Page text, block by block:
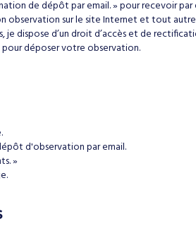
de dépôt par email. » pour recevoir
observation sur le site Internet et tout
dispose d’un droit d’accès et de
pour déposer votre observation.
d'observation par email.
»